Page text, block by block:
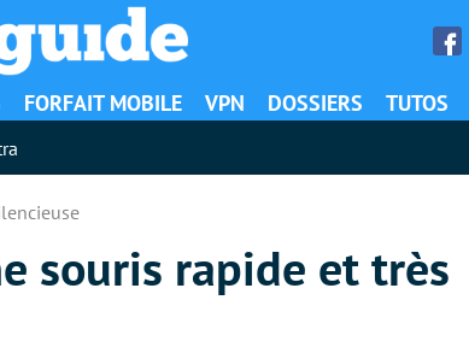
FORFAIT MOBILE VPN DOSSIERS TUTOS
souris rapide et très